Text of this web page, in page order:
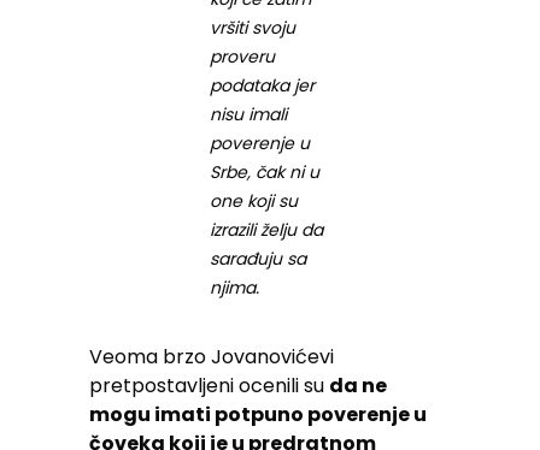
vršiti svoju
proveru
podataka jer
nisu imali
poverenje u
Srbe, čak ni u
one koji su
izrazili želju da
sarađuju sa
njima.
Veoma brzo Jovanovićevi
pretpostavljeni ocenili su da ne
mogu imati potpuno poverenje u
čoveka koji je u predratnom